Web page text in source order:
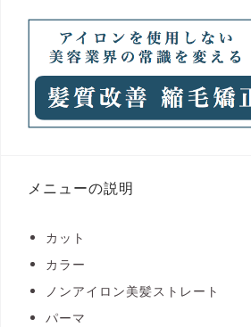
メニューの説明
カット
カラー
ノンアイロン美髪ストレート
パーマ